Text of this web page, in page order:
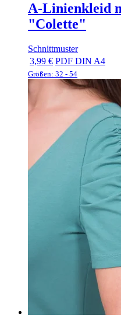
A-Linienkleid
"Colette"
Schnittmuster
3,99 € PDF DIN A4
Größen: 32 - 54